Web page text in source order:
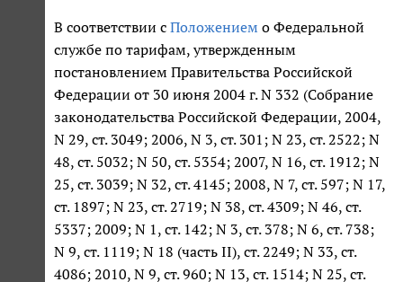
В соответствии с Положением о Федеральной
службе по тарифам, утвержденным
постановлением Правительства Российской
Федерации от 30 июня 2004 г. N 332 (Собрание
законодательства Российской Федерации, 2004,
N 29, ст. 3049; 2006, N 3, ст. 301; N 23, ст. 2522; N
48, ст. 5032; N 50, ст. 5354; 2007, N 16, ст. 1912; N
25, ст. 3039; N 32, ст. 4145; 2008, N 7, ст. 597; N 17,
ст. 1897; N 23, ст. 2719; N 38, ст. 4309; N 46, ст.
5337; 2009; N 1, ст. 142; N 3, ст. 378; N 6, ст. 738;
N 9, ст. 1119; N 18 (часть II), ст. 2249; N 33, ст.
4086; 2010, N 9, ст. 960; N 13, ст. 1514; N 25, ст.